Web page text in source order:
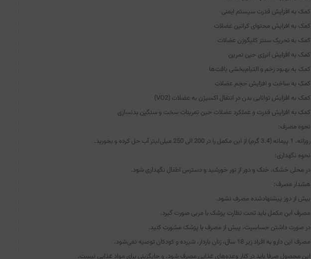
کمک به افزایش قدرت سیستم ایمنی
کمک به افزایش محتوای کراتین عضلات
کمک به تحریک سنتز کلیگوژن عضلات
کمک به افزایش انرژی حین تمرین
کمک به بهبود زخم و التیام‌بخشی بافت‌ها
کمک به ساخت و افزایش حجم عضلات
کمک به افزایش توانایی بدن در انتقال اکسیژن به عضلات (VO2)
کمک به افزایش قدرت و عملکرد عضلات حین تمرینات سخت و سنگین بدنسازی
نحوه مصرف:
روزانه، 1 پیمانه (3.4 گرم) از این مکمل را در 200 الی 250 میلی‌لیتر آب حل کرده و بخورید.
نحوه نگهداری:
در محلی خشک، خنک و دور از نور خورشید و دسترس اطفال نگهداری شود.
هشدار مصرف:
بیش از دوز پیشنهادشده مصرف نشود.
مصرف این مکمل باید تحت نظارت پزشک یا مربی صورت گیرد.
در صورت داشتن حساسیت، پیش از مصرف با پزشک مشورت کنید.
مصرف این دارو به افراد زیر 18 سال، زنان باردار، شیرده و کودکان توصیه نمی‌شود.
این محصول صرفا باید در کنار وعده‌های غذایی مصرف شود، و جایگزینی برای مواد غذایی نیست.